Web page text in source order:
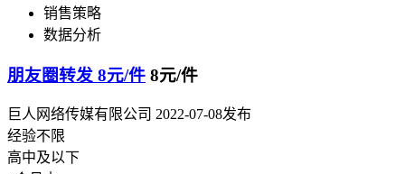
销售策略
数据分析
朋友圈转发 8元/件 8元/件
巨人网络传媒有限公司 2022-07-08发布
经验不限
高中及以下